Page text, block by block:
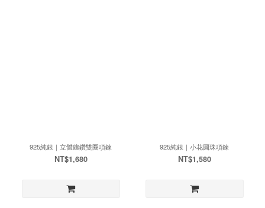
925純銀｜立體鑲鑽雙圈項鍊
NT$1,680
925純銀｜小花圓珠項鍊
NT$1,580